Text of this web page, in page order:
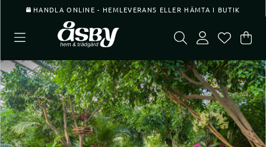
HANDLA ONLINE - HEMLEVERANS ELLER HÄMTA I BUTIK
.